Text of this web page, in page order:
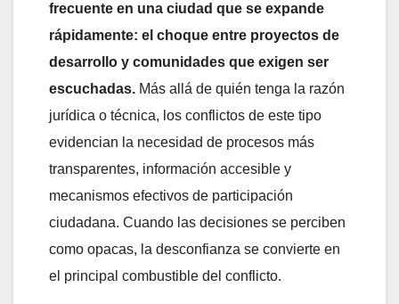
frecuente en una ciudad que se expande
rápidamente: el choque entre proyectos de
desarrollo y comunidades que exigen ser
escuchadas. Más allá de quién tenga la razón
jurídica o técnica, los conflictos de este tipo
evidencian la necesidad de procesos más
transparentes, información accesible y
mecanismos efectivos de participación
ciudadana. Cuando las decisiones se perciben
como opacas, la desconfianza se convierte en
el principal combustible del conflicto.